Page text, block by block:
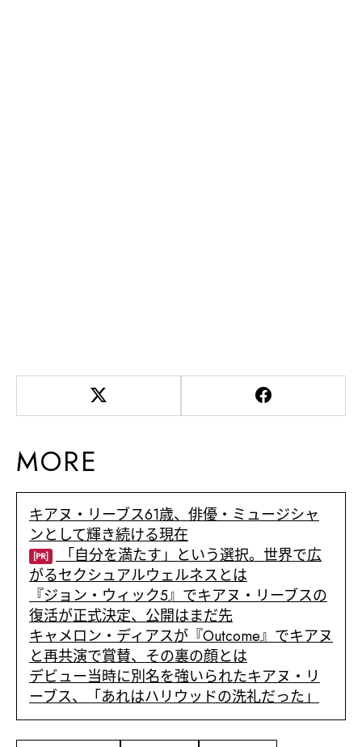
MORE
キアヌ・リーブス61歳、俳優・ミュージシャ
ンとして輝き続ける現在
[PR]
「自分を満たす」という選択。世界で広
がるセクシュアルウェルネスとは
『ジョン・ウィック5』でキアヌ・リーブスの
復活が正式決定、公開はまだ先
キャメロン・ディアスが『Outcome』でキアヌ
と再共演で賞賛、その裏の顔とは
デビュー当時に別名を強いられたキアヌ・リ
ーブス、「あれはハリウッドの洗礼だった」